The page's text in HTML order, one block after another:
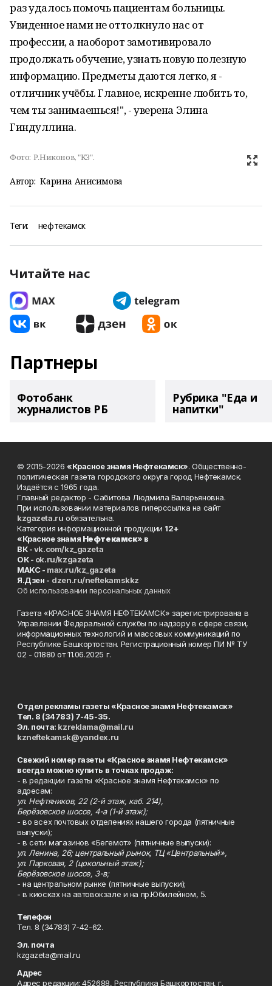
раз удалось помочь пациентам больницы.
Увиденное нами не оттолкнуло нас от
профессии, а наоборот замотивировало
продолжать обучение, узнать новую полезную
информацию. Предметы даются легко, я -
отличник учёбы. Главное, искренне любить то,
чем ты занимаешься!", - уверена Элина
Гиндуллина.
Фото: Р.Никонов, "КЗ".
Автор: Карина Анисимова
Теги: нефтекамск
Читайте нас
Партнеры
Фотобанк
журналистов РБ
Рубрика "Еда и
напитки"
© 2015-2026 «Красное знамя Нефтекамск». Общественно-
политическая газета городского округа город Нефтекамск.
Издаётся с 1965 года.
Главный редактор - Сабитова Людмила Валерьяновна.
При использовании материалов гиперссылка на сайт
kzgazeta.ru обязательна.
Категория информационной продукции 12+
«Красное знамя Нефтекамск» в
ВК -vk.com/kz_gazeta
ОК - ok.ru/kzgazeta
MAKC - max.ru/kz_gazeta
Я.Дзен - dzen.ru/neftekamskkz
Об использовании персональных данных
Газета «КРАСНОЕ ЗНАМЯ НЕФТЕКАМСК» зарегистрирована в
Управлении Федеральной службы по надзору в сфере связи,
информационных технологий и массовых коммуникаций по
Республике Башкортостан. Регистрационный номер ПИ № ТУ
02 - 01880 от 11.06.2025 г.
Отдел рекламы газеты «Красное знамя Нефтекамск»
Тел. 8 (34783) 7-45-35.
Эл. почта: kzreklama@mail.ru
kzneftekamsk@yandex.ru
Свежий номер газеты «Красное знамя Нефтекамск»
всегда можно купить в точках продаж:
- в редакции газеты «Красное знамя Нефтекамск» по
адресам:
ул. Нефтяников, 22 (2-й этаж, каб. 214),
Берёзовское шоссе, 4-а (1-й этаж);
- во всех почтовых отделениях нашего города (пятничные
выпуски);
- в сети магазинов «Бегемот» (пятничные выпуски):
ул. Ленина, 26; центральный рынок, ТЦ «Центральный»,
ул. Парковая, 2 (цокольный этаж);
Берёзовское шоссе, 3-в;
- на центральном рынке (пятничные выпуски);
- в киосках на автовокзале и на пр.Юбилейном, 5.
Телефон
Тел. 8 (34783) 7-42-62.
Эл. почта
kzgazeta@mail.ru
Адрес
Адрес редакции: 452688, Республика Башкортостан, г.